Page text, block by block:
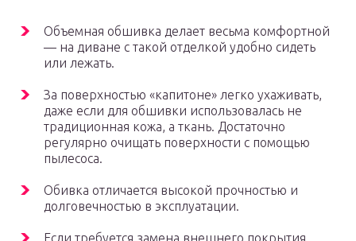
Объемная обшивка делает весьма комфортной
— на диване с такой отделкой удобно сидеть
или лежать.
За поверхностью «капитоне» легко ухаживать,
даже если для обшивки использовалась не
традиционная кожа, а ткань. Достаточно
регулярно очищать поверхности с помощью
пылесоса.
Обивка отличается высокой прочностью и
долговечностью в эксплуатации.
Если требуется замена внешнего покрытия